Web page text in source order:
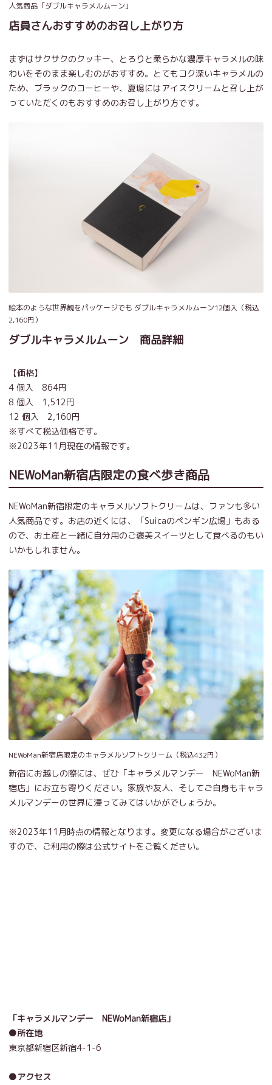
人気商品「ダブルキャラメルムーン」
店員さんおすすめのお召し上がり方
まずはサクサクのクッキー、とろりと柔らかな濃厚キャラメルの味
わいをそのまま楽しむのがおすすめ。とてもコク深いキャラメルの
ため、ブラックのコーヒーや、夏場にはアイスクリームと召し上が
っていただくのもおすすめのお召し上がり方です。
絵本のような世界観をパッケージでも ダブルキャラメルムーン12個入（税込
2,160円）
ダブルキャラメルムーン 商品詳細
【価格】
4 個入 864円
8 個入 1,512円
12 個入 2,160円
※すべて税込価格です。
※2023年11月現在の情報です。
NEWoMan新宿店限定の食べ歩き商品
NEWoMan新宿限定のキャラメルソフトクリームは、ファンも多い
人気商品です。お店の近くには、「Suicaのペンギン広場」もある
ので、お土産と一緒に自分用のご褒美スイーツとして食べるのもい
いかもしれません。
NEWoMan新宿店限定のキャラメルソフトクリーム（税込432円）
新宿にお越しの際には、ぜひ「キャラメルマンデー NEWoMan新
宿店」にお立ち寄りください。家族や友人、そしてご自身もキャラ
メルマンデーの世界に浸ってみてはいかがでしょうか。
※2023年11月時点の情報となります。変更になる場合がございま
すので、ご利用の際は公式サイトをご覧ください。
「キャラメルマンデー NEWoMan新宿店」
●所在地
東京都新宿区新宿4-1-6
●アクセス